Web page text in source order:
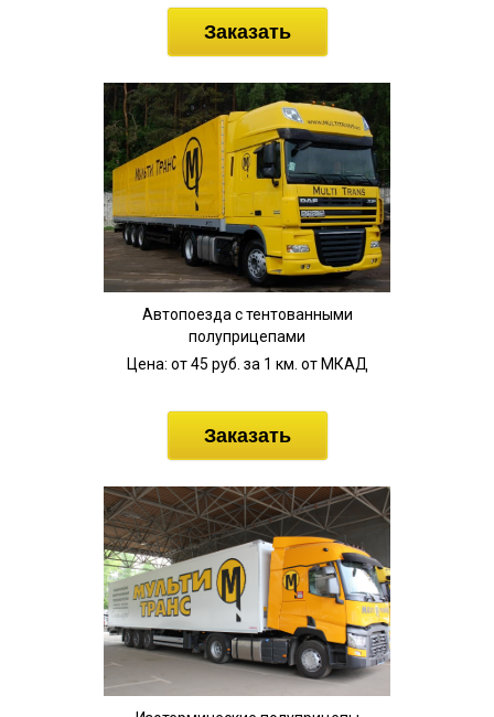
Заказать
Автопоезда с тентованными
полуприцепами
Цена: от 45 руб. за 1 км. от МКАД
Заказать